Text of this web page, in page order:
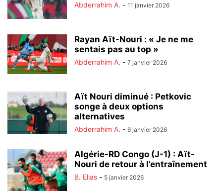
Abderrahim A. - 11 janvier 2026
Rayan Aït-Nouri : « Je ne me
sentais pas au top »
Abderrahim A. - 7 janvier 2026
Aït Nouri diminué : Petkovic
songe à deux options
alternatives
Abderrahim A. - 6 janvier 2026
Algérie-RD Congo (J-1) : Aït-
Nouri de retour à l’entraînement
B. Elias - 5 janvier 2026